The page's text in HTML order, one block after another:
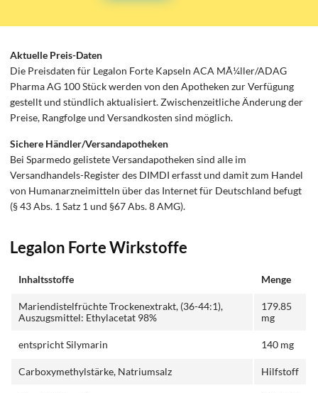
Aktuelle Preis-Daten
Die Preisdaten für Legalon Forte Kapseln ACA MÃ¼ller/ADAG
Pharma AG 100 Stück werden von den Apotheken zur Verfügung
gestellt und stündlich aktualisiert. Zwischenzeitliche Änderung der
Preise, Rangfolge und Versandkosten sind möglich.
Sichere Händler/Versandapotheken
Bei Sparmedo gelistete Versandapotheken sind alle im
Versandhandels-Register des DIMDI erfasst und damit zum Handel
von Humanarzneimitteln über das Internet für Deutschland befugt
(§ 43 Abs. 1 Satz 1 und §67 Abs. 8 AMG).
Legalon Forte Wirkstoffe
Inhaltsstoffe Menge
Mariendistelfrüchte Trockenextrakt, (36-44:1),
Auszugsmittel: Ethylacetat 98%
179.85
mg
entspricht Silymarin 140 mg
Carboxymethylstärke, Natriumsalz Hilfstoff